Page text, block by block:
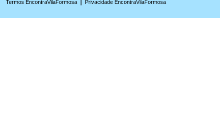
Termos EncontraVilaFormosa Privacidade EncontraVilaFormosa